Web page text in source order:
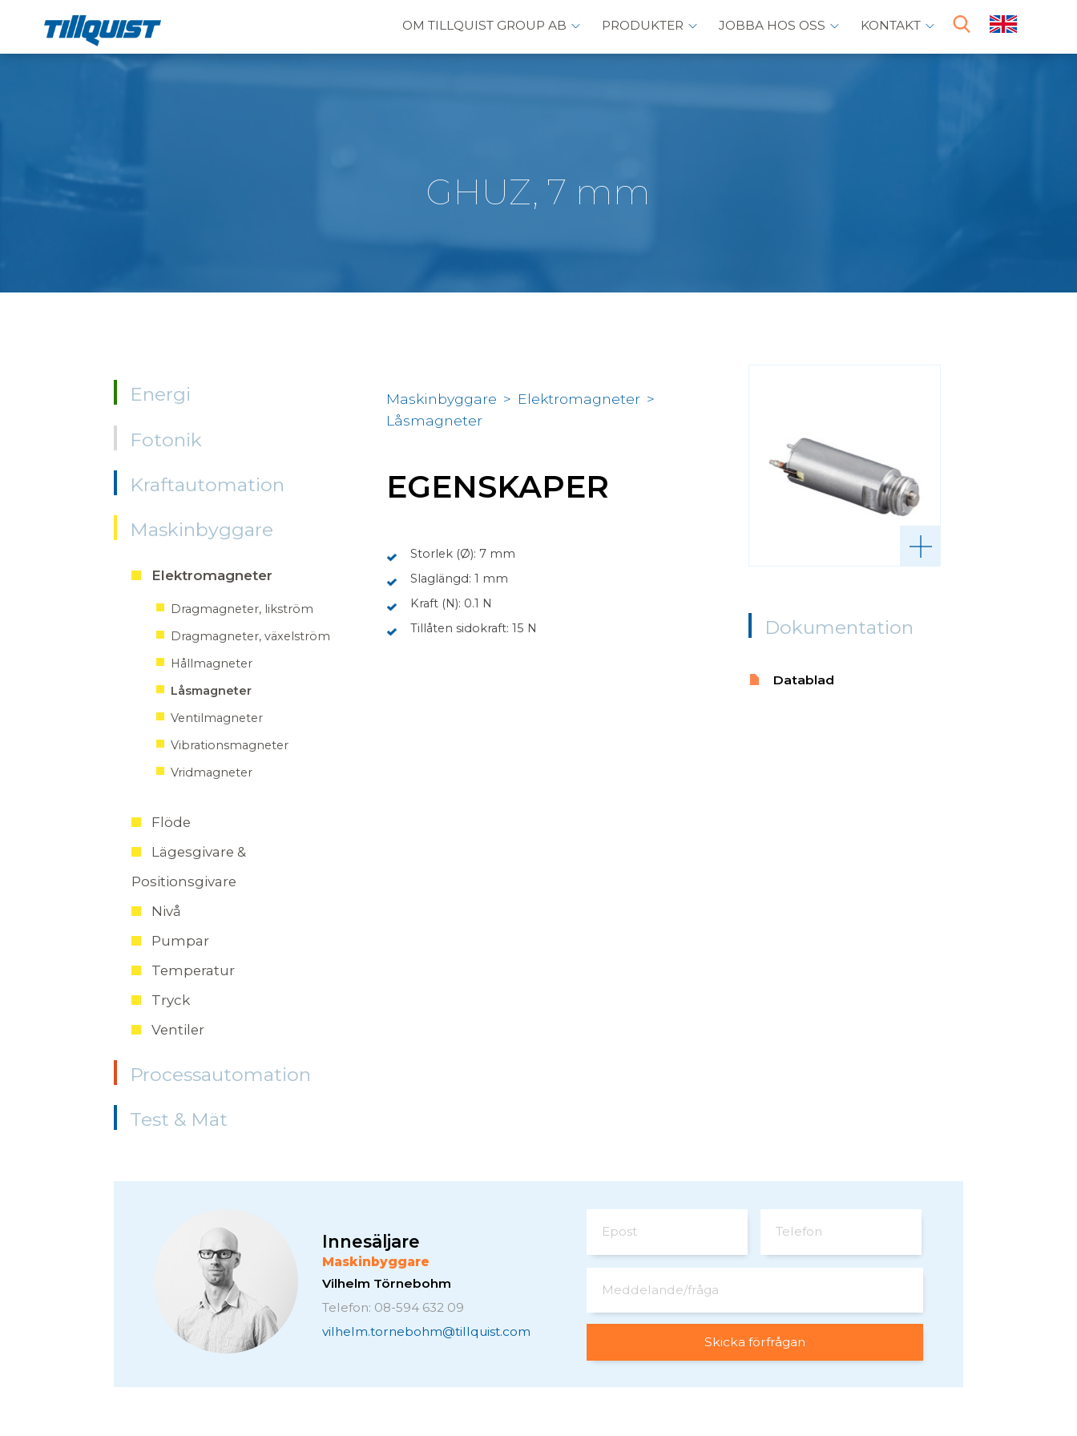
OM TILLQUIST GROUP AB PRODUKTER JOBBA HOS OSS KONTAKT
GHUZ, 7 mm
Energi
Fotonik
Kraftautomation
Maskinbyggare
Elektromagneter
Dragmagneter, likström
Dragmagneter, växelström
Hållmagneter
Låsmagneter
Ventilmagneter
Vibrationsmagneter
Vridmagneter
Flöde
Lägesgivare &
Positionsgivare
Nivå
Pumpar
Temperatur
Tryck
Ventiler
Processautomation
Test & Mät
Maskinbyggare > Elektromagneter >
Låsmagneter
EGENSKAPER
Storlek (Ø): 7 mm
Slaglängd: 1 mm
Kraft (N): 0.1 N
Tillåten sidokraft: 15 N
Dokumentation
Datablad
Innesäljare
Maskinbyggare
Vilhelm Törnebohm
Telefon: 08-594 632 09
vilhelm.tornebohm@tillquist.com
Epost Telefon
Meddelande/fråga